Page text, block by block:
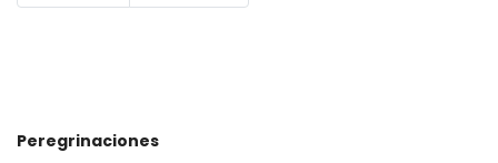
Peregrinaciones